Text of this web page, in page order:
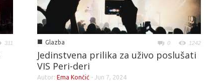
311 ■ Glazba 0 1242
Jedinstvena prilika za uživo poslušati
VIS Peri-deri
Autor: Ema Končić - Jun 7, 2024